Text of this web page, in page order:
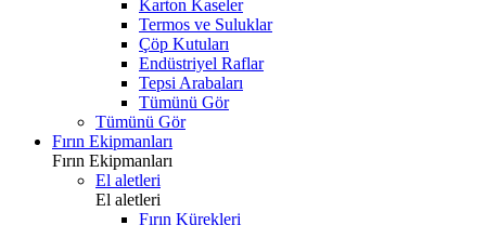
Karton Kaseler
Termos ve Suluklar
Çöp Kutuları
Endüstriyel Raflar
Tepsi Arabaları
Tümünü Gör
Tümünü Gör
Fırın Ekipmanları
Fırın Ekipmanları
El aletleri
El aletleri
Fırın Kürekleri